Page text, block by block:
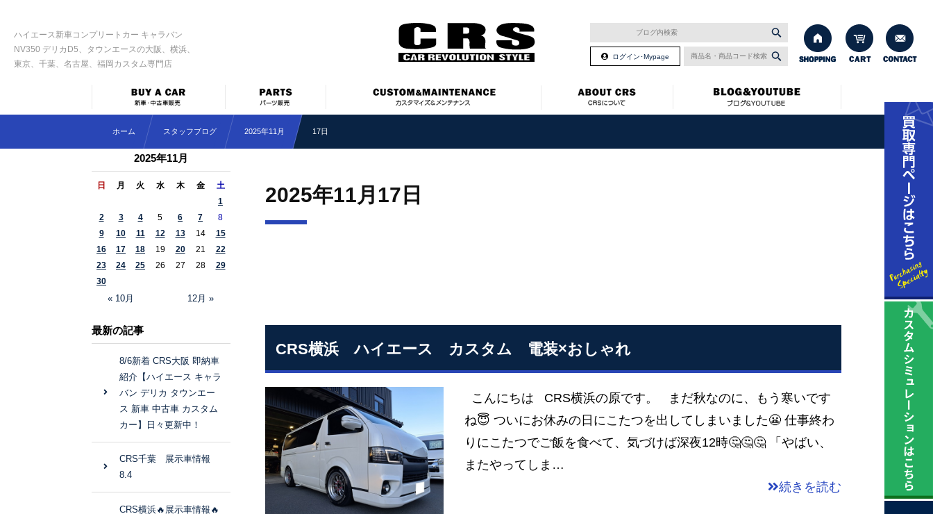
ハイエース新車コンプリートカー キャラバン
NV350 デリカD5、タウンエースの大阪、横浜、
東京、千葉、名古屋、福岡カスタム専門店
ログイン･Mypage
ホーム スタッフブログ 2025年11月 17日
2025年11月17日
CRS横浜 ハイエース カスタム 電装×おしゃれ
こんにちは CRS横浜の原です。 まだ秋なのに、もう寒いです
ね😇 ついにお休みの日にこたつを出してしまいました😬 仕事終わ
りにこたつでご飯を食べて、気づけば深夜12時🤔🤔🤔 「やばい、
またやってしま…
続きを読む
2025年11月
日 月 火 水 木 金 土
« 10月 12月 »
1
2
3 4 5 6 7
8
9
10 11 12 13 14
15
16
17 18 19 20 21
22
23
24 25 26 27 28
29
30
最新の記事
8/6新着 CRS大阪 即納車
紹介【ハイエース キャラ
バン デリカ タウンエー
ス 新車 中古車 カスタム
カー】日々更新中！
CRS千葉 展示車情報
8.4
CRS横浜🔥展示車情報🔥